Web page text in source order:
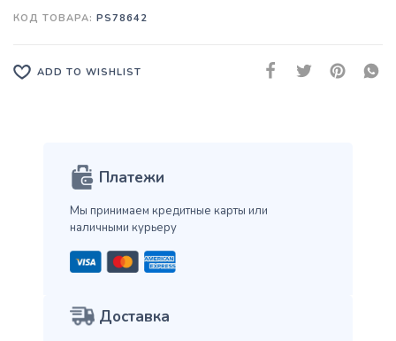
КОД ТОВАРА: PS78642
ADD TO WISHLIST
Платежи
Мы принимаем кредитные карты или
наличными курьеру
Доставка